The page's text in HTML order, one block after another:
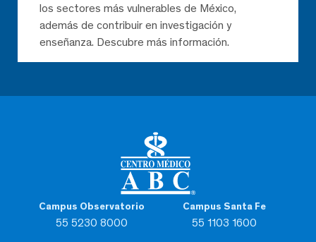
Campus Observatorio
55 5230 8000
Campus Santa Fe
55 1103 1600
los sectores más vulnerables de México,
además de contribuir en investigación y
enseñanza. Descubre más información.